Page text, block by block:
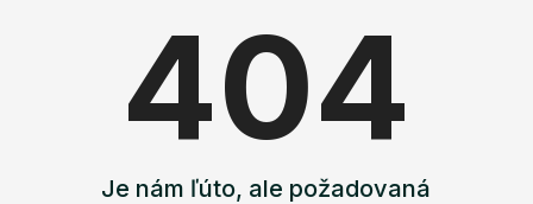
404
Je nám ľúto, ale požadovaná